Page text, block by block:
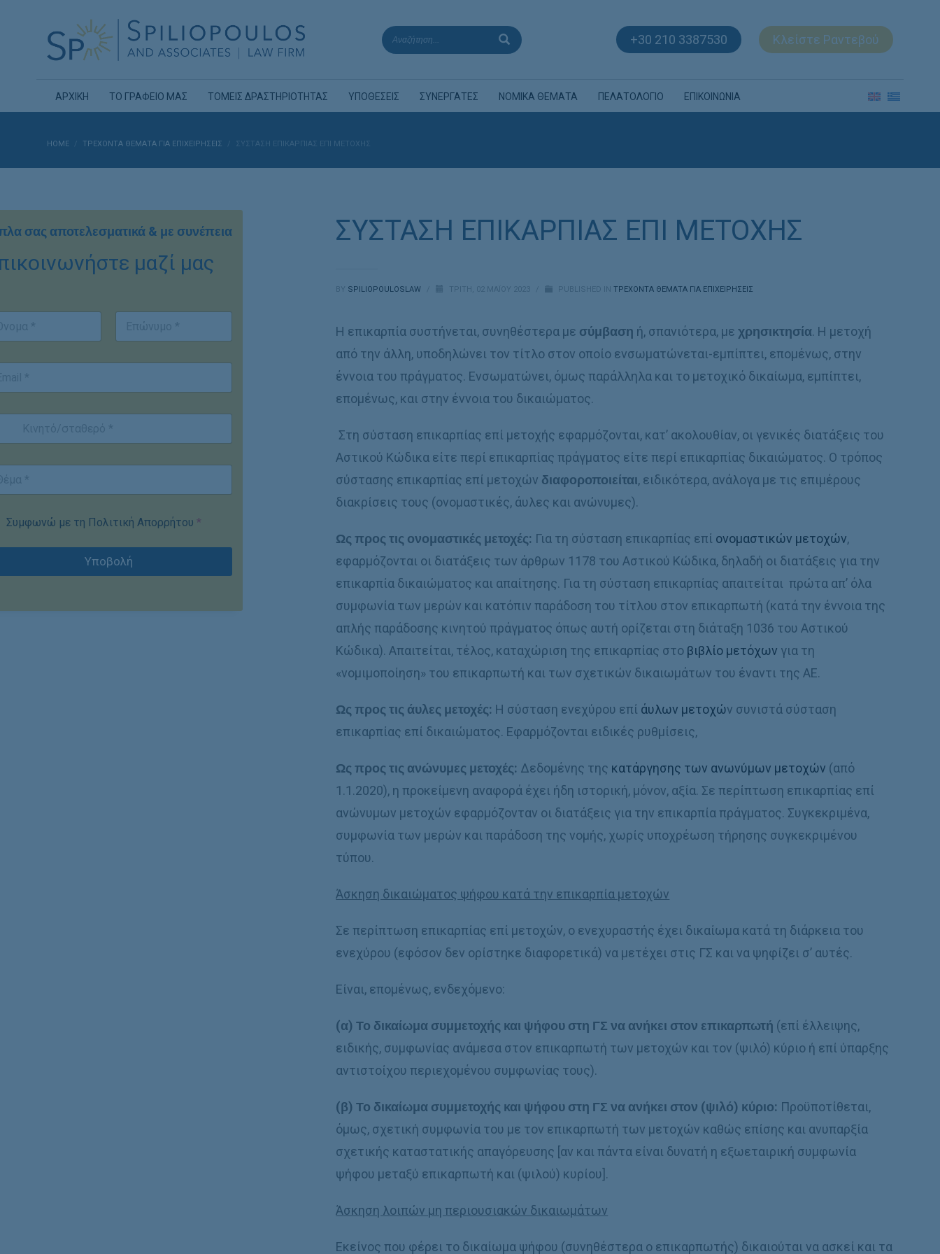
+30 210 3387530 Κλείστε Ραντεβού
ΑΡΧΙΚΗ ΤΟ ΓΡΑΦΕΙΟ ΜΑΣ ΤΟΜΕΙΣ ΔΡΑΣΤΗΡΙΟΤΗΤΑΣ ΥΠΟΘΕΣΕΙΣ ΣΥΝΕΡΓΑΤΕΣ ΝΟΜΙΚΑ ΘΕΜΑΤΑ ΠΕΛΑΤΟΛΟΓΙΟ ΕΠΙΚΟΙΝΩΝΙΑ
HOME ΤΡΕΧΟΝΤΑ ΘΕΜΑΤΑ ΓΙΑ ΕΠΙΧΕΙΡΗΣΕΙΣ ΣΥΣΤΑΣΗ ΕΠΙΚΑΡΠΙΑΣ ΕΠΙ ΜΕΤΟΧΗΣ
ΣΥΣΤΑΣΗ ΕΠΙΚΑΡΠΙΑΣ ΕΠΙ ΜΕΤΟΧΗΣ
BY SPILIOPOULOSLAW ΤΡΊΤΗ, 02 ΜΑΪ́ΟΥ 2023 PUBLISHED INΤΡΕΧΟΝΤΑ ΘΕΜΑΤΑ ΓΙΑ ΕΠΙΧΕΙΡΗΣΕΙΣ
Η επικαρπία συστήνεται, συνηθέστερα με σύμβαση ή, σπανιότερα, μεχρησικτησία. Η μετοχή
από την άλλη, υποδηλώνει τον τίτλο στον οποίο ενσωματώνεται-εμπίπτει, επομένως, στην
έννοια του πράγματος. Ενσωματώνει, όμως παράλληλα και το μετοχικό δικαίωμα, εμπίπτει,
επομένως, και στην έννοια του δικαιώματος.
Στη σύσταση επικαρπίας επί μετοχής εφαρμόζονται, κατ’ ακολουθίαν, οι γενικές διατάξεις του
Αστικού Κώδικα είτε περί επικαρπίας πράγματος είτε περί επικαρπίας δικαιώματος. Ο τρόπος
σύστασης επικαρπίας επί μετοχών διαφοροποιείται, ειδικότερα, ανάλογα με τις επιμέρους
διακρίσεις τους (ονομαστικές, άυλες και ανώνυμες).
Ως προς τις ονομαστικές μετοχές: Για τη σύσταση επικαρπίας επί ονομαστικών μετοχών,
εφαρμόζονται οι διατάξεις των άρθρων 1178 του Αστικού Κώδικα, δηλαδή οι διατάξεις για την
επικαρπία δικαιώματος και απαίτησης. Για τη σύσταση επικαρπίας απαιτείται πρώτα απ’ όλα
συμφωνία των μερών και κατόπιν παράδοση του τίτλου στον επικαρπωτή (κατά την έννοια της
απλής παράδοσης κινητού πράγματος όπως αυτή ορίζεται στη διάταξη 1036 του Αστικού
Κώδικα). Απαιτείται, τέλος, καταχώριση της επικαρπίας στο βιβλίο μετόχων για τη
«νομιμοποίηση» του επικαρπωτή και των σχετικών δικαιωμάτων του έναντι της ΑΕ.
Ως προς τις άυλες μετοχές: Η σύσταση ενεχύρου επί άυλων μετοχών συνιστά σύσταση
επικαρπίας επί δικαιώματος. Εφαρμόζονται ειδικές ρυθμίσεις,
Ως προς τις ανώνυμες μετοχές: Δεδομένης της κατάργησης των ανωνύμων μετοχών (από
1.1.2020), η προκείμενη αναφορά έχει ήδη ιστορική, μόνον, αξία. Σε περίπτωση επικαρπίας επί
ανώνυμων μετοχών εφαρμόζονταν οι διατάξεις για την επικαρπία πράγματος. Συγκεκριμένα,
συμφωνία των μερών και παράδοση της νομής, χωρίς υποχρέωση τήρησης συγκεκριμένου
τύπου.
Άσκηση δικαιώματος ψήφου κατά την επικαρπία μετοχών
Σε περίπτωση επικαρπίας επί μετοχών, ο ενεχυραστής έχει δικαίωμα κατά τη διάρκεια του
ενεχύρου (εφόσον δεν ορίστηκε διαφορετικά) να μετέχει στις ΓΣ και να ψηφίζει σ’ αυτές.
Είναι, επομένως, ενδεχόμενο:
(α) Το δικαίωμα συμμετοχής και ψήφου στη ΓΣ να ανήκει στον επικαρπωτή (επί έλλειψης,
ειδικής, συμφωνίας ανάμεσα στον επικαρπωτή των μετοχών και τον (ψιλό) κύριο ή επί ύπαρξης
αντιστοίχου περιεχομένου συμφωνίας τους).
(β) Το δικαίωμα συμμετοχής και ψήφου στη ΓΣ να ανήκει στον (ψιλό) κύριο: Προϋποτίθεται,
όμως, σχετική συμφωνία του με τον επικαρπωτή των μετοχών καθώς επίσης και ανυπαρξία
σχετικής καταστατικής απαγόρευσης [αν και πάντα είναι δυνατή η εξωεταιρική συμφωνία
ψήφου μεταξύ επικαρπωτή και (ψιλού) κυρίου].
Άσκηση λοιπών μη περιουσιακών δικαιωμάτων
Εκείνος που φέρει το δικαίωμα ψήφου (συνηθέστερα ο επικαρπωτής) δικαιούται να ασκεί και τα
σας αποτελεσματικά & με συνέπεια
μαζί μας
Συμφωνώ με τη Πολιτική Απορρήτου *
Υποβολή